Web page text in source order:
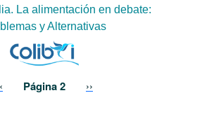
La alimentación en debate:
y Alternativas
anterior
Página 2 Siguiente página
››